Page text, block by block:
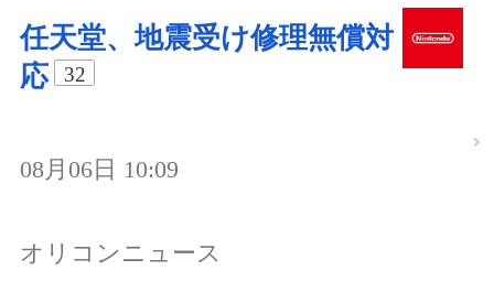
任天堂、地震受け修理無償対
応
32
08月06日 10:09
オリコンニュース